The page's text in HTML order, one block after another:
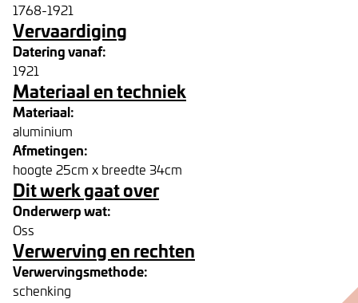
1768-1921
Vervaardiging
Datering vanaf:
1921
Materiaal en techniek
Materiaal:
aluminium
Afmetingen:
hoogte 25cm x breedte 34cm
Dit werk gaat over
Onderwerp wat:
Oss
Verwerving en rechten
Verwervingsmethode:
schenking